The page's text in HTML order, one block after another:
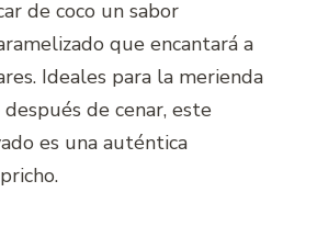
de coco un sabor
que encantará a
Ideales para la merienda
de cenar, este
es una auténtica